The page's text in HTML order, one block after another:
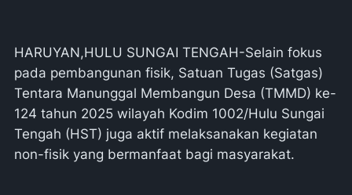
HARUYAN,HULU SUNGAI TENGAH-Selain fokus
pada pembangunan fisik, Satuan Tugas (Satgas)
Tentara Manunggal Membangun Desa (TMMD) ke-
124 tahun 2025 wilayah Kodim 1002/Hulu Sungai
Tengah (HST) juga aktif melaksanakan kegiatan
non-fisik yang bermanfaat bagi masyarakat.